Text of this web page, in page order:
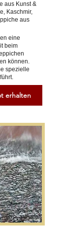
aus Kunst &
Kaschmir,
aus
eine
beim
können.
spezielle
erhalten